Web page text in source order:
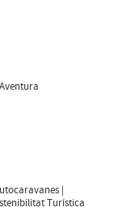
Aventura
Turística